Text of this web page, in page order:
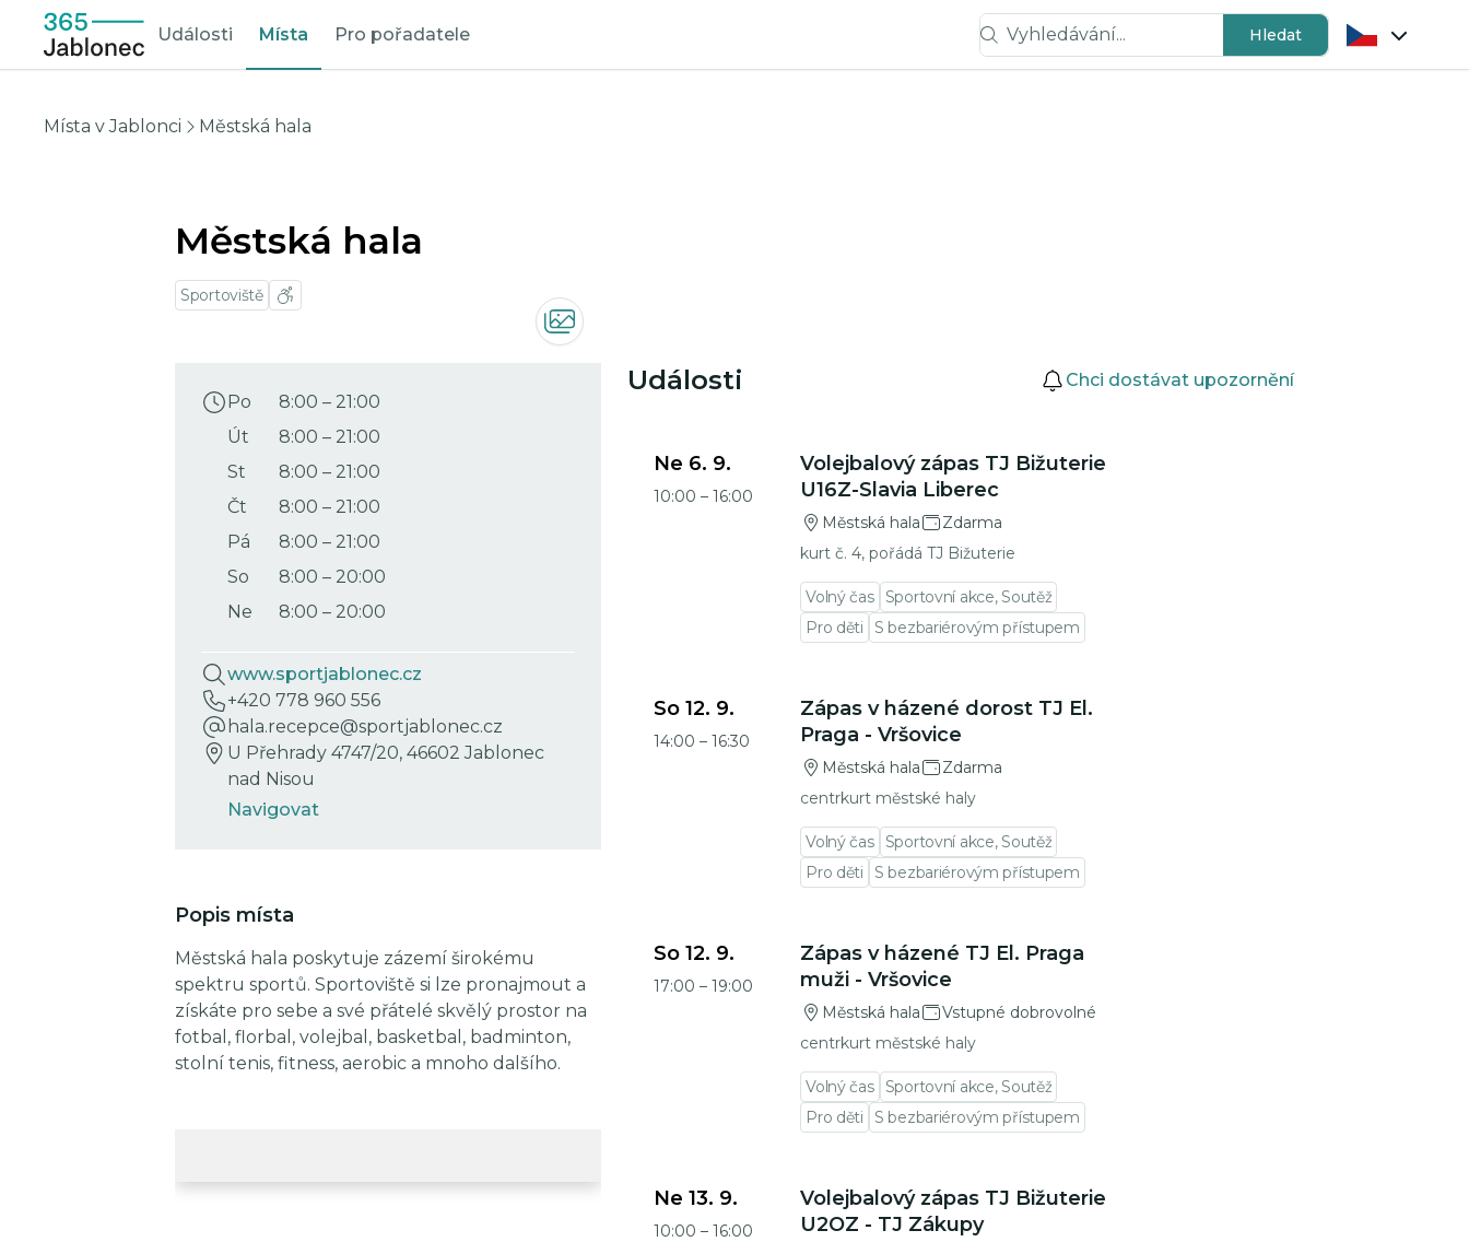
Události Místa Pro pořadatele
Vyhledávání...
Hledat
Místa v Jablonci Městská hala
Městská hala
Sportoviště
Po 8:00 – 21:00
Út
8:00 – 21:00
St
8:00 – 21:00
Čt
8:00 – 21:00
Pá
8:00 – 21:00
So
8:00 – 20:00
Ne
8:00 – 20:00
www.sportjablonec.cz
+420 778 960 556
hala.recepce@sportjablonec.cz
U Přehrady 4747/20, 46602 Jablonec
nad Nisou
Navigovat
Popis místa
Městská hala poskytuje zázemí širokému
spektru sportů. Sportoviště si lze pronajmout a
získáte pro sebe a své přátelé skvělý prostor na
fotbal, florbal, volejbal, basketbal, badminton,
stolní tenis, fitness, aerobic a mnoho dalšího.
Události Chci dostávat upozornění
Ne 6. 9.
10:00 – 16:00
Volejbalový zápas TJ Bižuterie
U16Z-Slavia Liberec
Městská hala
Zdarma
kurt č. 4, pořádá TJ Bižuterie
Volný čas Sportovní akce, Soutěž
Pro děti
S bezbariérovým přístupem
So 12. 9.
14:00 – 16:30
Zápas v házené dorost TJ El.
Praga - Vršovice
Městská hala
Zdarma
centrkurt městské haly
Volný čas Sportovní akce, Soutěž
Pro děti
S bezbariérovým přístupem
So 12. 9.
17:00 – 19:00
Zápas v házené TJ El. Praga
muži - Vršovice
Městská hala
Vstupné dobrovolné
centrkurt městské haly
Volný čas Sportovní akce, Soutěž
Pro děti
S bezbariérovým přístupem
Ne 13. 9.
10:00 – 16:00
Volejbalový zápas TJ Bižuterie
U2OZ - TJ Zákupy